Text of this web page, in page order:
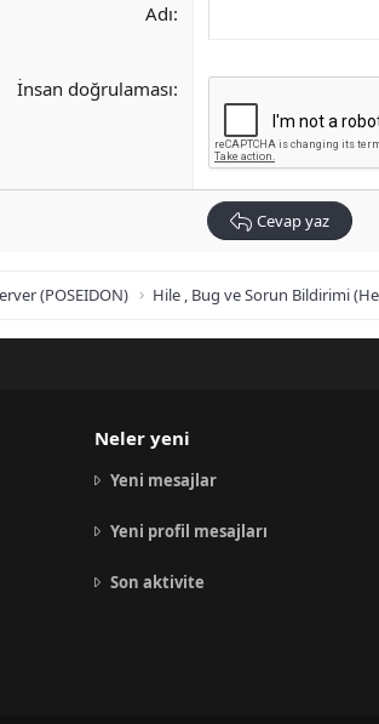
Adı
İnsan doğrulaması
Cevap yaz
(POSEIDON) Hile , Bug ve Sorun Bildirimi
Neler yeni
Yeni mesajlar
Yeni profil mesajları
Son aktivite